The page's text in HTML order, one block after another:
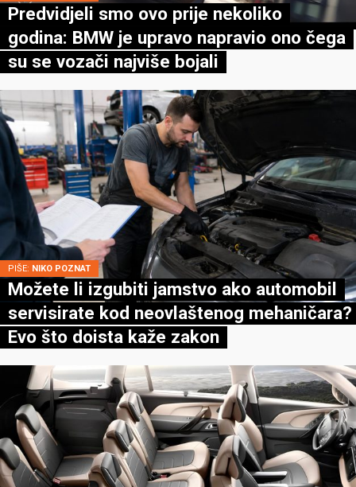
Predvidjeli smo ovo prije nekoliko
godina: BMW je upravo napravio ono čega
su se vozači najviše bojali
PIŠE: NIKO POZNAT
Možete li izgubiti jamstvo ako automobil
servisirate kod neovlaštenog mehaničara?
Evo što doista kaže zakon